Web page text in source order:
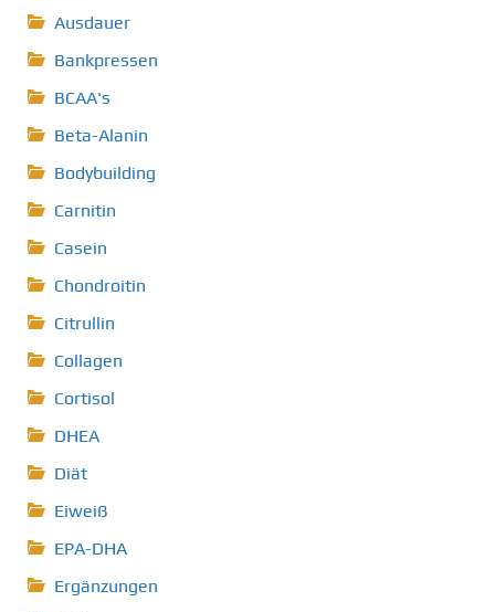
Ausdauer
Bankpressen
BCAA's
Beta-Alanin
Bodybuilding
Carnitin
Casein
Chondroitin
Citrullin
Collagen
Cortisol
DHEA
Diät
Eiweiß
EPA-DHA
Ergänzungen